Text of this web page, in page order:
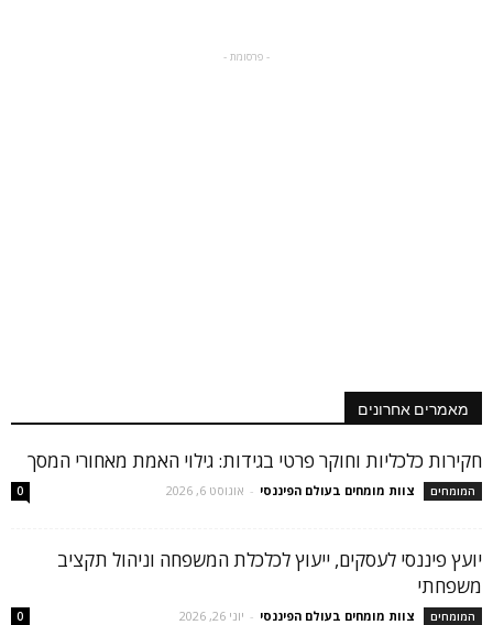
- פרסומת -
מאמרים אחרונים
חקירות כלכליות וחוקר פרטי בגידות: גילוי האמת מאחורי המסך
המומחים צוות מומחים בעולם הפיננסי - אוגוסט 6, 2026 0
יועץ פיננסי לעסקים, ייעוץ לכלכלת המשפחה וניהול תקציב
משפחתי
המומחים צוות מומחים בעולם הפיננסי - יוני 26, 2026 0